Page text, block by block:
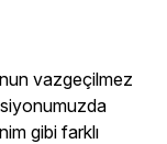
vazgeçilmez
gibi farklı